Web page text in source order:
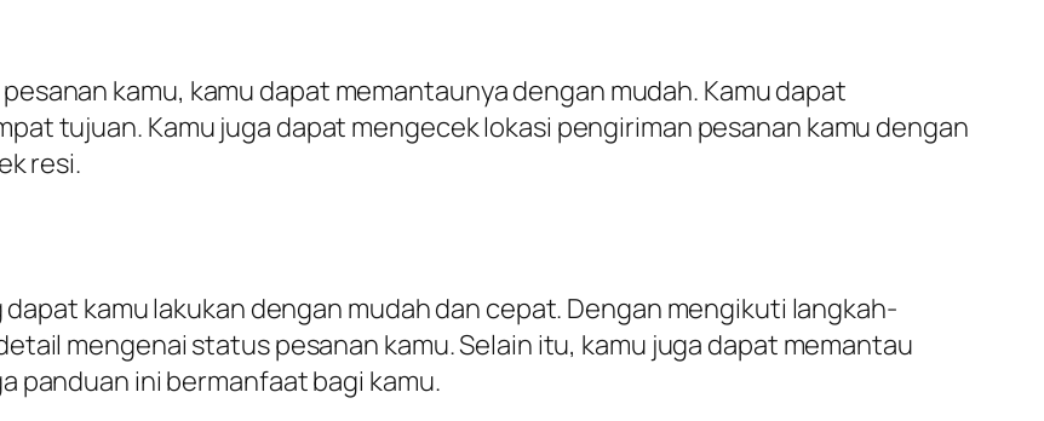
kamu, kamu dapat memantaunya dengan mudah. Kamu dapat
tujuan. Kamu juga dapat mengecek lokasi pengiriman pesanan kamu dengan
resi.
kamu lakukan dengan mudah dan cepat. Dengan mengikuti langkah-
mengenai status pesanan kamu. Selain itu, kamu juga dapat memantau
panduan ini bermanfaat bagi kamu.